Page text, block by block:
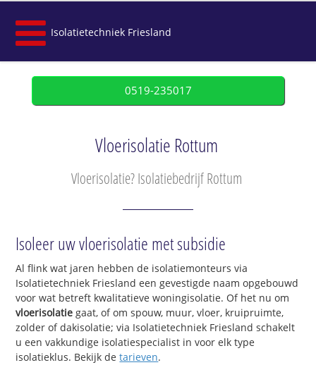
Isolatietechniek Friesland
0519-235017
Vloerisolatie Rottum
Vloerisolatie? Isolatiebedrijf Rottum
Isoleer uw vloerisolatie met subsidie
Al flink wat jaren hebben de isolatiemonteurs via
Isolatietechniek Friesland een gevestigde naam opgebouwd
voor wat betreft kwalitatieve woningisolatie. Of het nu om
vloerisolatie gaat, of om spouw, muur, vloer, kruipruimte,
zolder of dakisolatie; via Isolatietechniek Friesland schakelt
u een vakkundige isolatiespecialist in voor elk type
isolatieklus. Bekijk detarieven.